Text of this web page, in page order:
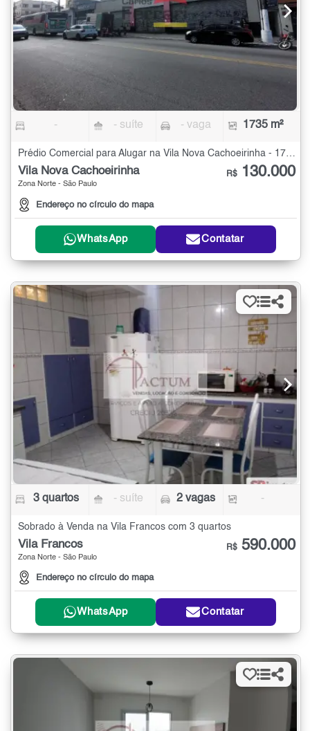
- - suíte - vaga 1735 m²
Prédio Comercial para Alugar na Vila Nova Cachoeirinha - 1735 m²
Vila Nova Cachoeirinha
Zona Norte - São Paulo
Endereço no círculo do mapa
R$ 130.000
WhatsApp Contatar
3 quartos - suíte 2 vagas -
Sobrado à Venda na Vila Francos com 3 quartos
Vila Francos
Zona Norte - São Paulo
Endereço no círculo do mapa
R$ 590.000
WhatsApp Contatar